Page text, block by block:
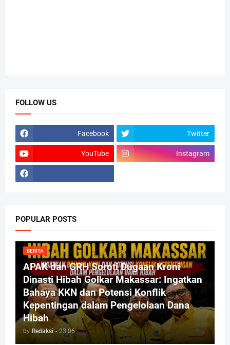
FOLLOW US
Facebook Twitter
YouTube Instagram
POPULAR POSTS
BERITA
APAK dan GRH Soroti Dugaan Kroni
Dinasti Hibah Golkar Makassar: Ingatkan
Bahaya KKN dan Potensi Konflik
Kepentingan dalam Pengelolaan Dana
Hibah
by Redaksi - 23.06